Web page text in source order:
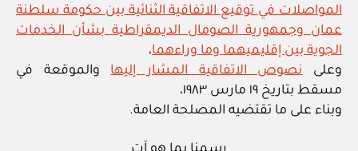
المواصلات في توقيع الاتفاقية الثنائية بين حكومة سلطنة
عمان وجمهورية الصومال الديمقراطية بشأن الخدمات
الجوية بين إقليميهما وما وراءهما،
وعلىنصوص الاتفاقية المشار إليهاوالموقعة في
مسقط بتاريخ ١٩ مارس ١٩٨٣،
وبناء على ما تقتضيه المصلحة العامة.